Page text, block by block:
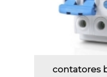
contatores